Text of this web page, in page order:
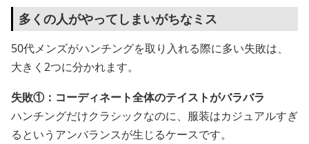
多くの人がやってしまいがちなミス
50代メンズがハンチングを取り入れる際に多い失敗は、
大きく2つに分かれます。
失敗①：コーディネート全体のテイストがバラバラ
ハンチングだけクラシックなのに、服装はカジュアルすぎ
るというアンバランスが生じるケースです。